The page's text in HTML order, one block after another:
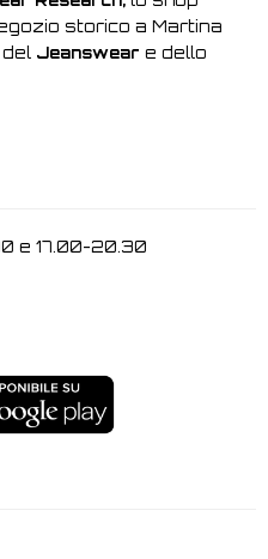
storico a Martina
del Jeanswear e dello
e 17.00-20.30